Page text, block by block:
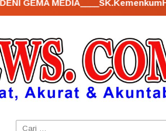
: AHU –
Cari